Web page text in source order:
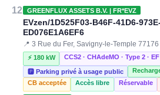
12 GREENFLUX ASSETS B.V. | FR*EVZ
EVzen/1D525F03-B46F-41D6-
ED076E1A6EF6
📍 3 Rue du Fer, Savigny-le-Temple
⚡ 180 kW CCS2 · CHAdeMO · Type 2 · EF
🅿️ Parking privé à usage public
CB acceptée
Accès libre Réservable